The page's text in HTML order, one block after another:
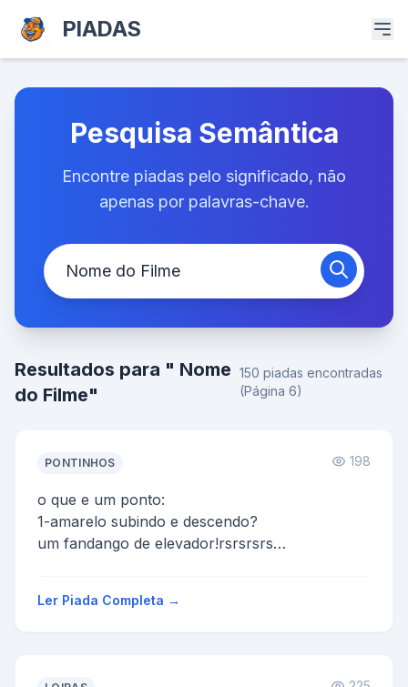
PIADAS
Pesquisa Semântica
Encontre piadas pelo significado, não
apenas por palavras-chave.
Resultados para " Nome
do Filme"
150 piadas encontradas
(Página 6)
PONTINHOS 198
o que e um ponto:
1-amarelo subindo e descendo?
um fandango de elevador!rsrsrsrs
3-amarelo surfando?
Ler Piada Completa →